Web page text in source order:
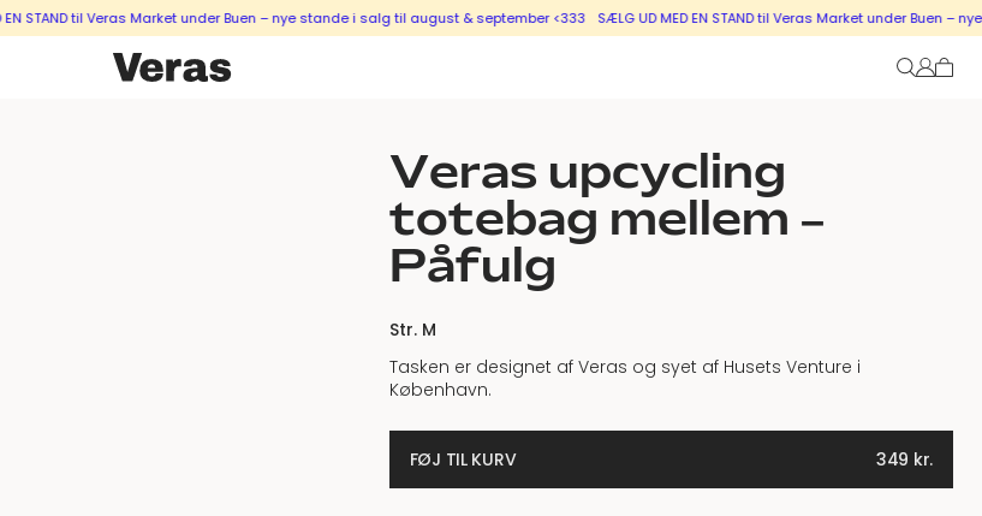
til Veras Market under Buen – nye stande i salg til august & september <333 SÆLG UD MED EN STAND til Veras Market under Buen – nye
Veras upcycling
totebag mellem –
Påfulg
Str. M
Tasken er designet af Veras og syet af Husets Venture i
København.
FØJ TIL KURV 349 kr.